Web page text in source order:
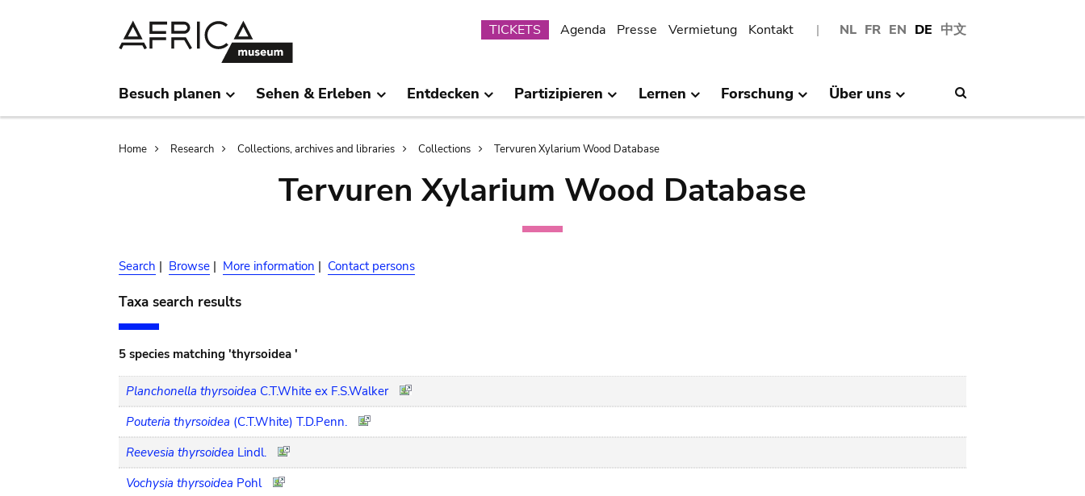
NL FR EN DE 中文
Submenu
TICKETS Agenda Presse Vermietung Kontakt
Besuch planen Sehen & Erleben Entdecken Partizipieren Lernen Forschung Über uns
Breadcrumb
Home Research Collections, archives and libraries Collections Tervuren Xylarium Wood Database
Tervuren Xylarium Wood Database
Search | Browse | More information | Contact persons
Taxa search results
5 species matching 'thyrsoidea '
Planchonella thyrsoidea C.T.White ex F.S.Walker
Pouteria thyrsoidea (C.T.White) T.D.Penn.
Reevesia thyrsoidea Lindl.
Vochysia thyrsoidea Pohl